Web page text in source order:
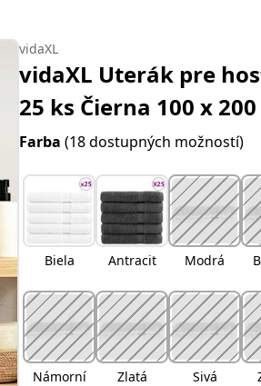
vidaXL
vidaXL Uterák pre
25 ks Čierna 100 x
Farba(18 dostupných možností)
Biela Antracit Modrá
Námorní
Zlatá Sivá